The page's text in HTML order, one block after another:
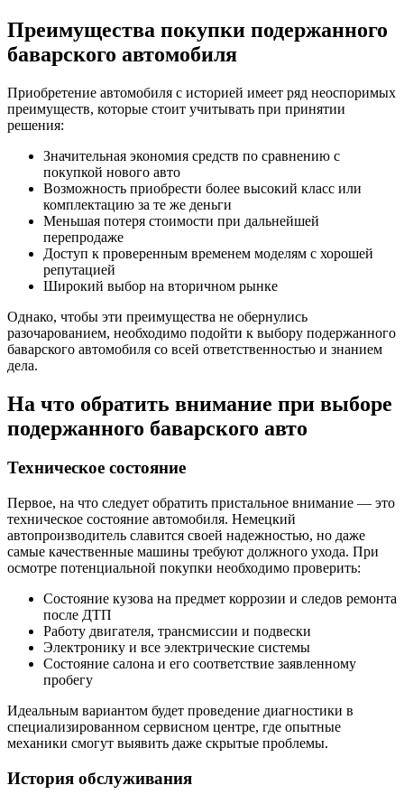
Преимущества покупки подержанного
баварского автомобиля
Приобретение автомобиля с историей имеет ряд неоспоримых
преимуществ, которые стоит учитывать при принятии
решения:
Значительная экономия средств по сравнению с
покупкой нового авто
Возможность приобрести более высокий класс или
комплектацию за те же деньги
Меньшая потеря стоимости при дальнейшей
перепродаже
Доступ к проверенным временем моделям с хорошей
репутацией
Широкий выбор на вторичном рынке
Однако, чтобы эти преимущества не обернулись
разочарованием, необходимо подойти к выбору подержанного
баварского автомобиля со всей ответственностью и знанием
дела.
На что обратить внимание при выборе
подержанного баварского авто
Техническое состояние
Первое, на что следует обратить пристальное внимание — это
техническое состояние автомобиля. Немецкий
автопроизводитель славится своей надежностью, но даже
самые качественные машины требуют должного ухода. При
осмотре потенциальной покупки необходимо проверить:
Состояние кузова на предмет коррозии и следов ремонта
после ДТП
Работу двигателя, трансмиссии и подвески
Электронику и все электрические системы
Состояние салона и его соответствие заявленному
пробегу
Идеальным вариантом будет проведение диагностики в
специализированном сервисном центре, где опытные
механики смогут выявить даже скрытые проблемы.
История обслуживания